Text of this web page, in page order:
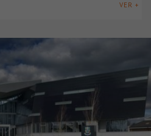
VER +